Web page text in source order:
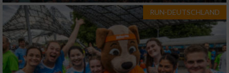
RUN-DEUTSCHLAND